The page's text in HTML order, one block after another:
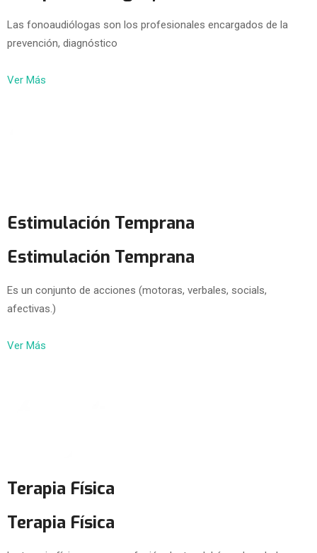
Las fonoaudiólogas son los profesionales encargados de la
prevención, diagnóstico
Ver Más
Estimulación Temprana
Estimulación Temprana
Es un conjunto de acciones (motoras, verbales, socials,
afectivas.)
Ver Más
Terapia Física
Terapia Física